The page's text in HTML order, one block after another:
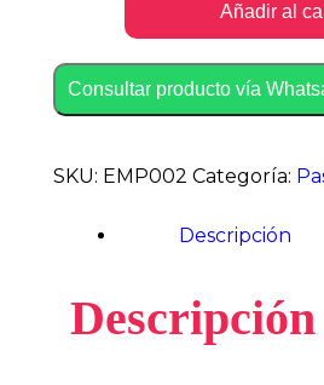
Añadir al
Consultar producto vía
SKU: EMP002 Categoría:
Descripción
Descripción